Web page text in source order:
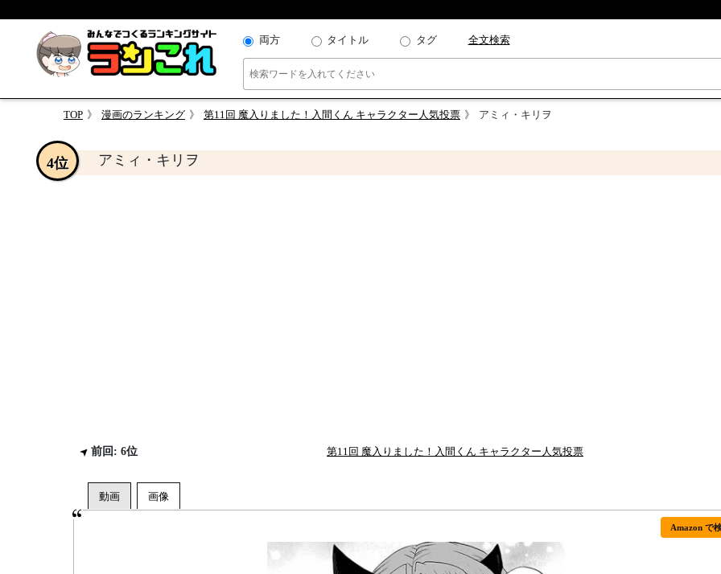
両方 タイトル タグ 全文検索
TOP 漫画のランキング 第11回 魔入りました！入間くん キャラクター人気投票 アミィ・キリヲ
アミィ・キリヲ
4位
前回: 6位 第11回 魔入りました！入間くん キャラクター人気投票
Amazon で